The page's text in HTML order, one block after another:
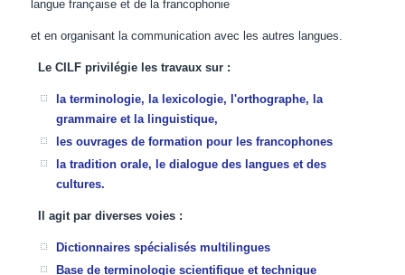
langue française et de la francophonie
et en organisant la communication avec les autres langues.
Le CILF privilégie les travaux sur :
la terminologie, la lexicologie, l'orthographe, la
grammaire et la linguistique,
les ouvrages de formation pour les francophones
la tradition orale, le dialogue des langues et des
cultures.
Il agit par diverses voies :
Dictionnaires spécialisés multilingues
Base de terminologie scientifique et technique